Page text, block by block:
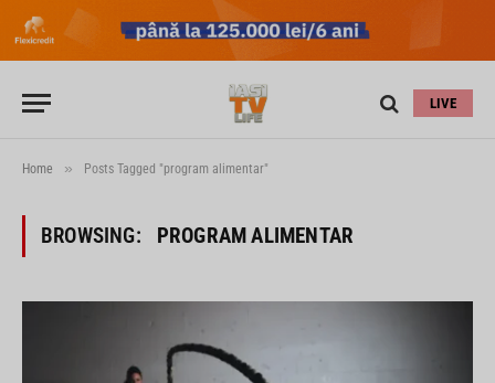
LIVE
Home » Posts Tagged "program alimentar"
BROWSING: PROGRAM ALIMENTAR